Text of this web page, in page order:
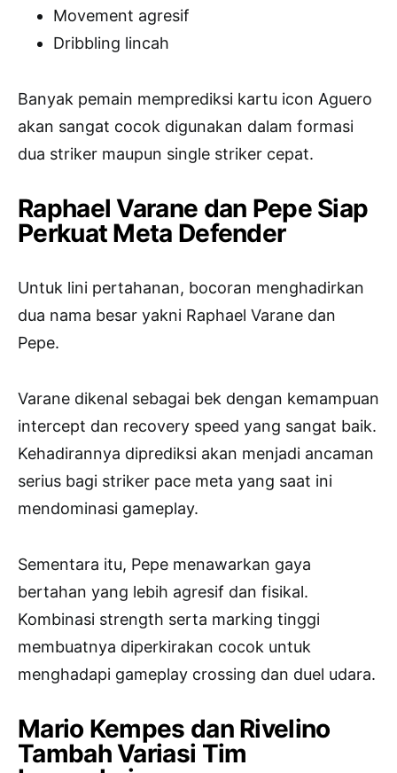
Movement agresif
Dribbling lincah
Banyak pemain memprediksi kartu icon Aguero
akan sangat cocok digunakan dalam formasi
dua striker maupun single striker cepat.
Raphael Varane dan Pepe Siap
Perkuat Meta Defender
Untuk lini pertahanan, bocoran menghadirkan
dua nama besar yakni Raphael Varane dan
Pepe.
Varane dikenal sebagai bek dengan kemampuan
intercept dan recovery speed yang sangat baik.
Kehadirannya diprediksi akan menjadi ancaman
serius bagi striker pace meta yang saat ini
mendominasi gameplay.
Sementara itu, Pepe menawarkan gaya
bertahan yang lebih agresif dan fisikal.
Kombinasi strength serta marking tinggi
membuatnya diperkirakan cocok untuk
menghadapi gameplay crossing dan duel udara.
Mario Kempes dan Rivelino
Tambah Variasi Tim